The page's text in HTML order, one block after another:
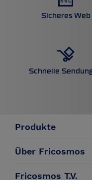
Sicheres Web
Schnelle
Produkte
Über Fricosmos
Fricosmos T.V.